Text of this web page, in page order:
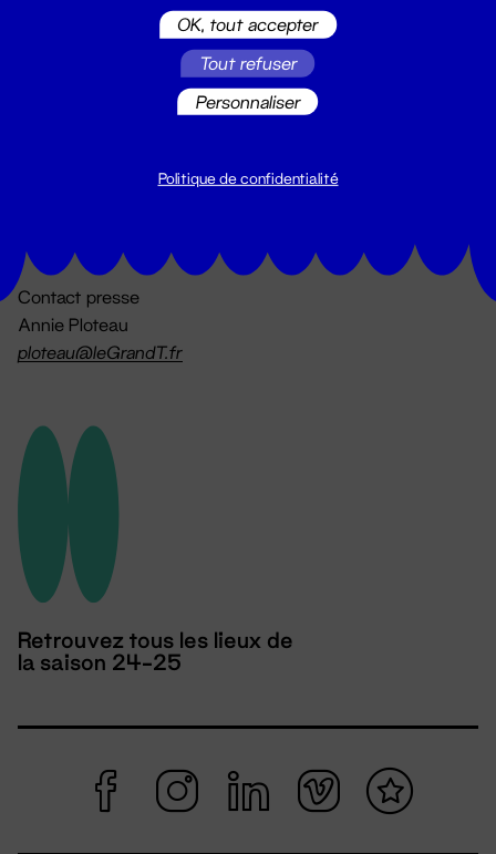
billetterie@leGrandT.fr
Du lundi au vendredi 14h → 18h
Contact presse
Annie Ploteau
ploteau@leGrandT.fr
Retrouvez tous les lieux de
la saison 24-25
OK, tout accepter
Tout refuser
Personnaliser
Politique de confidentialité